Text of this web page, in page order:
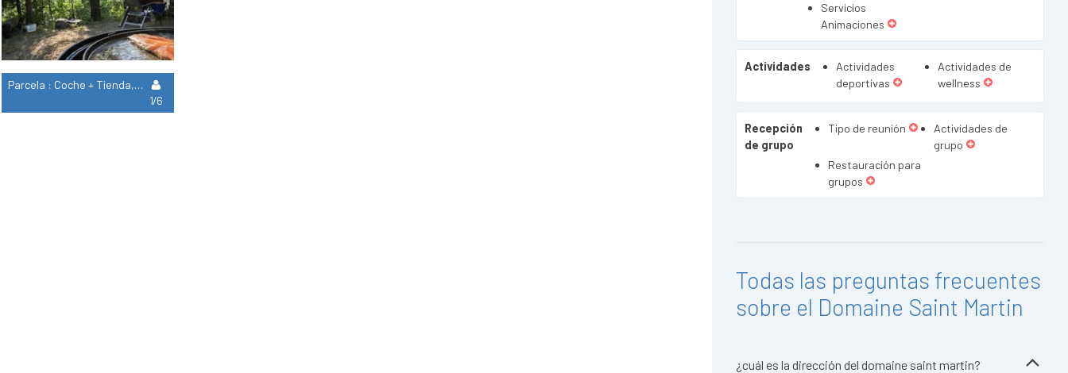
Parcela : Coche + Tienda, Caravana O Autocaravana
1/6
Servicios
Animaciones
Actividades
Actividades
deportivas
Actividades de
wellness
Recepción
de grupo
Tipo de reunión
Actividades de
grupo
Restauración para
grupos
Todas las preguntas frecuentes
sobre el Domaine Saint Martin
¿cuál es la dirección del domaine saint martin?